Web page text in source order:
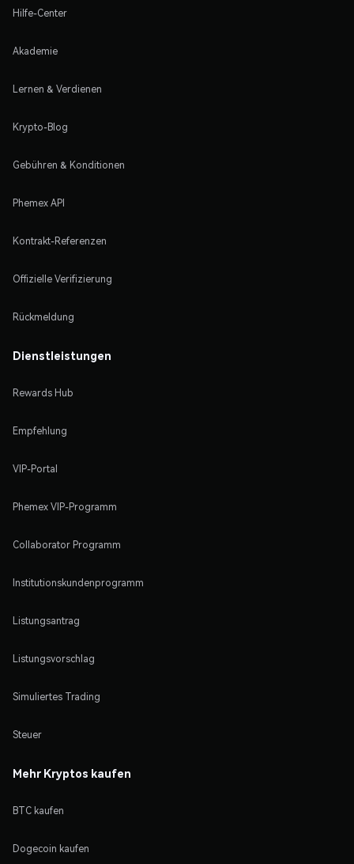
Hilfe-Center
Akademie
Lernen & Verdienen
Krypto-Blog
Gebühren & Konditionen
Phemex API
Kontrakt-Referenzen
Offizielle Verifizierung
Rückmeldung
Dienstleistungen
Rewards Hub
Empfehlung
VIP-Portal
Phemex VIP-Programm
Collaborator Programm
Institutionskundenprogramm
Listungsantrag
Listungsvorschlag
Simuliertes Trading
Steuer
Mehr Kryptos kaufen
BTC kaufen
Dogecoin kaufen